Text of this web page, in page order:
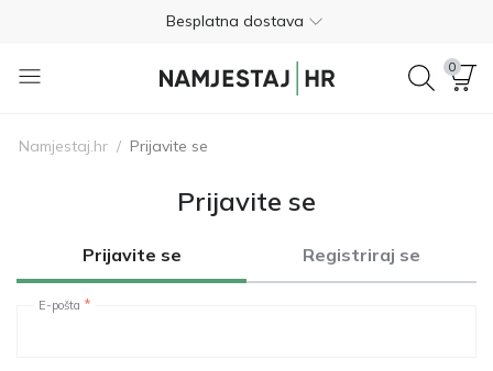
Besplatna dostava
Nije potrebno plaćanje unaprijed
01 8000 383
Nije potrebno plaćanje unaprijed
0
Namjestaj.hr / Prijavite se
Prijavite se
Prijavite se Registriraj se
E-pošta